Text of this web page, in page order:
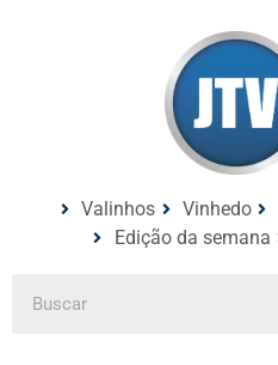
Valinhos Vinhedo
Edição da semana